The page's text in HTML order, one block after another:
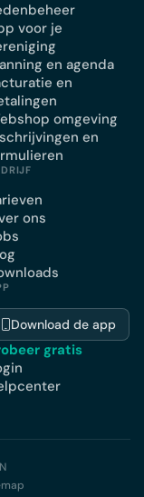
voor je
en agenda
en
omgeving
en
ons
Download de app
gratis